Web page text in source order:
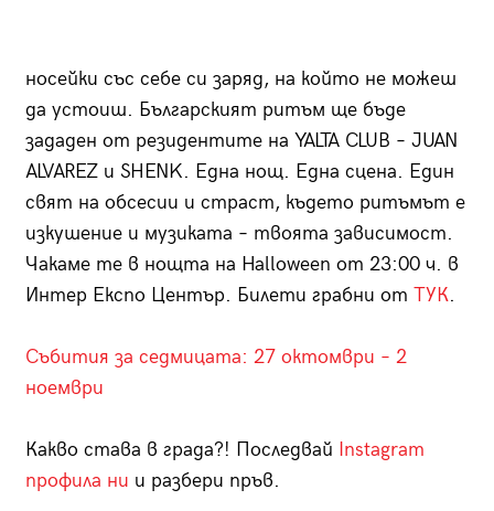
носейки със себе си заряд, на който не можеш
да устоиш. Българският ритъм ще бъде
зададен от резидентите на YALTA CLUB – JUAN
ALVAREZ и SHENK. Една нощ. Една сцена. Един
свят на обсесии и страст, където ритъмът е
изкушение и музиката – твоята зависимост.
Чакаме те в нощта на Halloween от 23:00 ч. в
Интер Експо Център. Билети грабни от ТУК.
Събития за седмицата: 27 октомври – 2
ноември
Какво става в града?! Последвай Instagram
профила ни и разбери пръв.